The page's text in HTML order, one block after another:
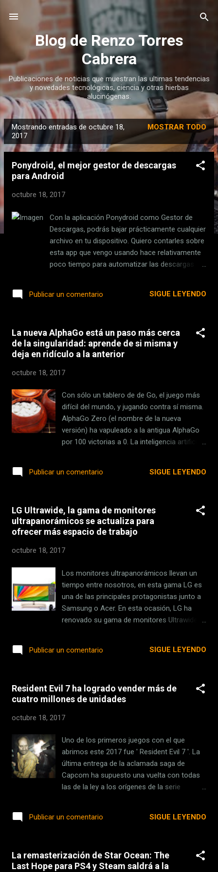
Ir al contenido principal
Blog de Renzo Torres
Cabrera
Publicaciones de noticias que muestran las ultimas tendencias
y novedades tecnológicas, ciencia y otras hierbas
alucinógenas.
E
n
Mostrando entradas de octubre 18,
2017
MOSTRAR TODO
Ponydroid, el mejor gestor de descargas
para Android
octubre 18, 2017
Con la aplicación Ponydroid como Gestor de
Descargas, podrás bajar prácticamente cualquier
archivo en tu dispositivo. Quiero contarles sobre
esta app que vengo usando hace relativamente
poco tiempo para automatizar las descargas de
irme a dormir. Considerando que la conexión […]
Android Venezuela . Fuente: Android Venezuela
Enlace:
http://www.androidvenezuela.com/aplicaciones/
ponydroid-mejor-gestor-descargas-android
Publicar un comentario SIGUE LEYENDO
La nueva AlphaGo está un paso más cerca
de la singularidad: aprende de si misma y
deja en ridículo a la anterior
octubre 18, 2017
Con sólo un tablero de de Go, el juego más
difícil del mundo, y jugando contra sí misma.
AlphaGo Zero (el nombre de la nueva
versión) ha vapuleado a la antigua AlphaGo
por 100 victorias a 0. La inteligencia artificial
y lo hace sin que ningún humano le enseñe .
Blue derrotando al mejor jugador de ajedrez,
Watson de IBM acabando con los mejores
jugadores de 'Jeopardy!' o el propio AlphaGo
aplastando a Lee Sedol en el Go. Ahora
pues por primera vez una inteligencia
artificial se supera a si misma y lo hace sin
la interacción de ningún humano . Un paso
más cerca de la singularidad . Lee Sedol
viendo cómo una máquina acababa con él.
versión de AlphaGo tuvo la ventaja de apr...
Publicar un comentario SIGUE LEYENDO
LG Ultrawide, la gama de monitores
ultrapanorámicos se actualiza para
ofrecer más espacio de trabajo
octubre 18, 2017
Los monitores ultrapanorámicos llevan un
tiempo entre nosotros, en esta gama LG es
una de las principales protagonistas junto a
Samsung o Acer. En esta ocasión, LG ha
renovado su gama de monitores Ultrawide
muchos, es el ideal a la hora de trabajar con
monitores de LG para la gama Ultrawide
mejoran especialmente el campo de visión ,
según indica el fabricante gracias al formato
campo de visión. La marca surcoreana ha
introducido también dos nuevos monitores
Ultrawide curvos y monitores con resolución
4K. Para estos dispositivos se apuesta por
la tecnología IPS , gracias a ella han
podríamos pensar que un panel OLED
colores. Est...
Publicar un comentario SIGUE LEYENDO
Resident Evil 7 ha logrado vender más de
cuatro millones de unidades
octubre 18, 2017
Uno de los primeros juegos con el que
abrimos este 2017 fue ' Resident Evil 7 '. La
última entrega de la aclamada saga de
Capcom ha supuesto una vuelta con todas
las de la ley a los orígenes de la serie
que por todo esto y mucho más los
obra de Capcom, ya que acaba de
comunicar que ha superado los cuatro
Publicar un comentario SIGUE LEYENDO
La remasterización de Star Ocean: The
Last Hope para PS4 y Steam saldrá a la